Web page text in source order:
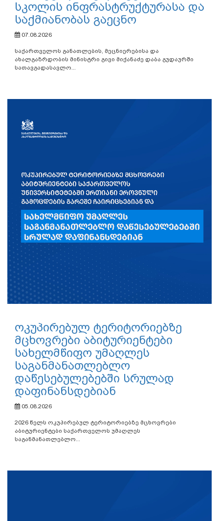
სკოლის ინფრასტრუქტურასა და
საქმიანობას გაეცნო
07.08.2026
საქართველოს განათლების, მეცნიერებისა და
ახალგაზრდობის მინისტრი გივი მიქანაძე დაბა გუდაურში
სათავგადასავლო...
ოკუპირებულ ტერიტორიებზე
მცხოვრები აბიტურიენტები
სახელმწიფო უმაღლეს
საგანმანათლებლო
დაწესებულებებში სრულად
დაფინანსდებიან
05.08.2026
2026 წელს ოკუპირებულ ტერიტორიებზე მცხოვრები
აბიტურიენტები საქართველოს უმაღლეს
საგანმანათლებლო...